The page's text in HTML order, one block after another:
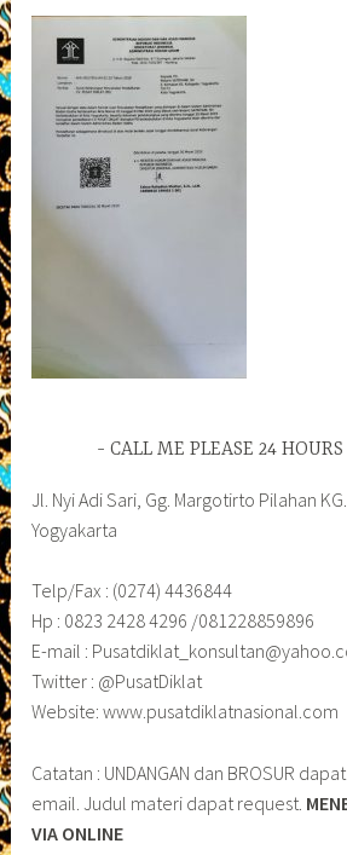
CALL ME PLEASE 24
Jl. Nyi Adi Sari, Gg. Margotirto Pilahan
Yogyakarta
Telp/Fax : (0274) 4436844
Hp : 0823 2428 4296 /081228859896
E-mail :
Twitter : @PusatDiklat
Website: www.pusatdiklatnasional.com
Catatan : UNDANGAN dan BROSUR
email. Judul materi dapat request.
VIA ONLINE